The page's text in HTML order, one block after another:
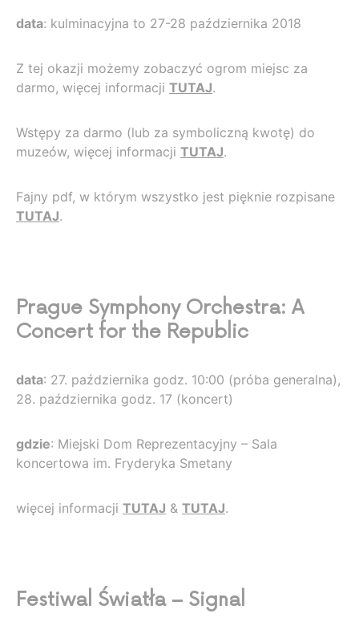
data: kulminacyjna to 27-28 października 2018
Z tej okazji możemy zobaczyć ogrom miejsc za
darmo, więcej informacji TUTAJ.
Wstępy za darmo (lub za symboliczną kwotę) do
muzeów, więcej informacji TUTAJ.
Fajny pdf, w którym wszystko jest pięknie rozpisane
TUTAJ.
Prague Symphony Orchestra: A
Concert for the Republic
data: 27. października godz. 10:00 (próba generalna),
28. października godz. 17 (koncert)
gdzie: Miejski Dom Reprezentacyjny – Sala
koncertowa im. Fryderyka Smetany
więcej informacji TUTAJ & TUTAJ.
Festiwal Światła – Signal